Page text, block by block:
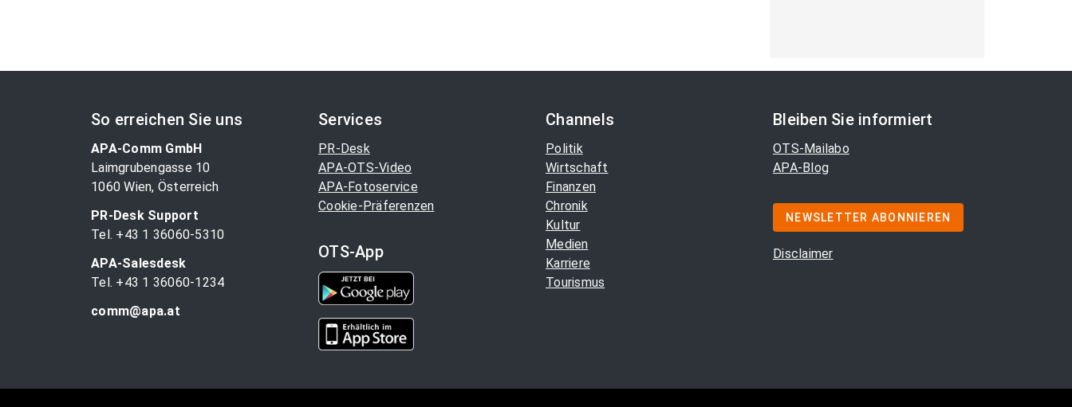
So erreichen Sie uns
APA-Comm GmbH
Laimgrubengasse 10
1060 Wien, Österreich
PR-Desk Support
Tel. +43 1 36060-5310
APA-Salesdesk
Tel. +43 1 36060-1234
comm@apa.at
Services
PR-Desk
APA-OTS-Video
APA-Fotoservice
Cookie-Präferenzen
OTS-App
Channels
Politik
Wirtschaft
Finanzen
Chronik
Kultur
Medien
Karriere
Tourismus
Bleiben Sie informiert
OTS-Mailabo
APA-Blog
NEWSLETTER ABONNIEREN
Disclaimer